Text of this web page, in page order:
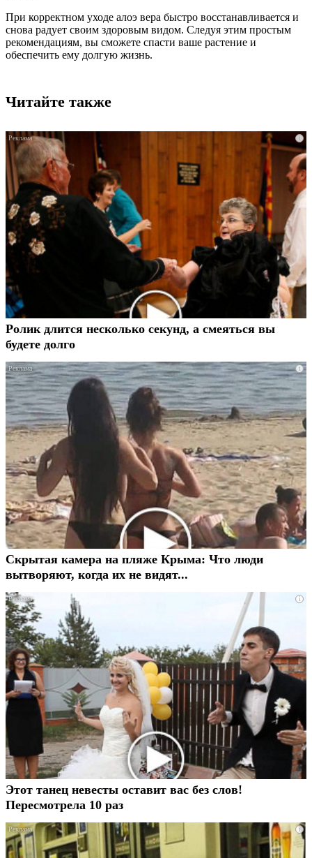
При корректном уходе алоэ вера быстро восстанавливается и
снова радует своим здоровым видом. Следуя этим простым
рекомендациям, вы сможете спасти ваше растение и
обеспечить ему долгую жизнь.
Читайте также
i
Ролик длится несколько секунд, а смеяться вы
будете долго
i
Скрытая камера на пляже Крыма: Что люди
вытворяют, когда их не видят...
i
Этот танец невесты оставит вас без слов!
Пересмотрела 10 раз
i